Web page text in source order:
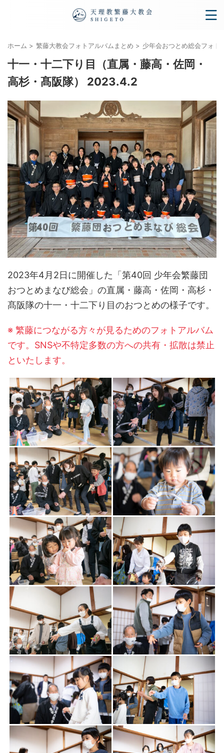
ホーム > 繁藤大教会フォトアルバムまとめ > 少年会おつとめ総会フォ
十一・十二下り目（直属・藤高・佐岡・
高杉・髙阪隊） 2023.4.2
2023年4月2日に開催した「第40回 少年会繁藤団
おつとめまなび総会」の直属・藤高・佐岡・高杉・
髙阪隊の十一・十二下り目のおつとめの様子です。
※ 繁藤につながる方々が見るためのフォトアルバム
です。SNSや不特定多数の方への共有・拡散は禁止
といたします。